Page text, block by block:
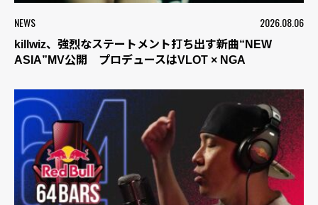
NEWS 2026.08.06
killwiz、強烈なステートメント打ち出す新曲“NEW
ASIA”MV公開 プロデュースはVLOT × NGA